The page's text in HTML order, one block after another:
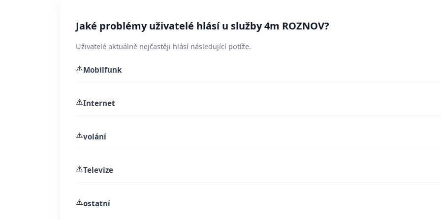
Jaké problémy uživatelé hlásí u služby 4m ROZNOV?
Uživatelé aktuálně nejčastěji hlásí následující potíže.
⚠️Mobilfunk
⚠️Internet
⚠️volání
⚠️Televize
⚠️ostatní